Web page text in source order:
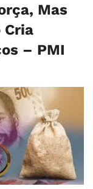
Mas
Cria
– PMI